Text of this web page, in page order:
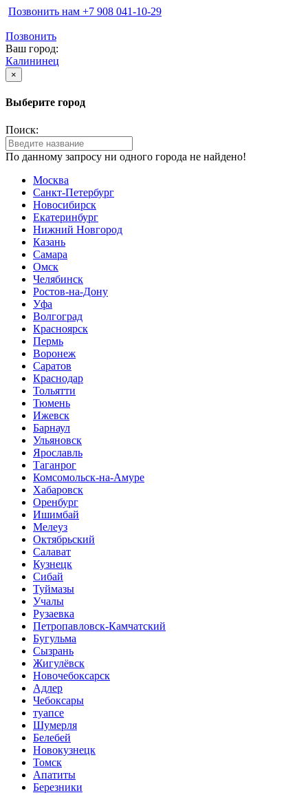
Позвонить нам ‪+7 908 041-10-29
Позвонить
Ваш город:
Калининец
×
Выберите город
Поиск:
По данному запросу ни одного города не найдено!
Москва
Санкт-Петербург
Новосибирск
Екатеринбург
Нижний Новгород
Казань
Самара
Омск
Челябинск
Ростов-на-Дону
Уфа
Волгоград
Красноярск
Пермь
Воронеж
Саратов
Краснодар
Тольятти
Тюмень
Ижевск
Барнаул
Ульяновск
Ярославль
Таганрог
Комсомольск-на-Амуре
Хабаровск
Оренбург
Ишимбай
Мелеуз
Октябрьский
Салават
Кузнецк
Сибай
Туймазы
Учалы
Рузаевка
Петропавловск-Камчатский
Бугульма
Сызрань
Жигулёвск
Новочебоксарск
Адлер
Чебоксары
туапсе
Шумерля
Белебей
Новокузнецк
Томск
Апатиты
Березники